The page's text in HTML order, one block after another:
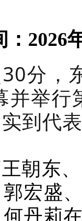
：2026
分，
并举行
到代
朝东
宏盛
丹莉